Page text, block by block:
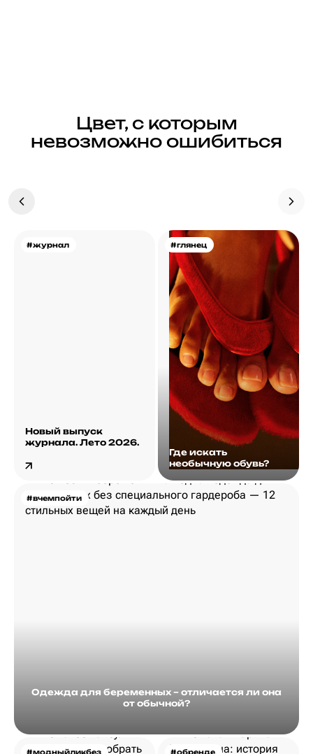
Цвет, с которым
невозможно ошибиться
#журнал
Новый выпуск
журнала. Лето 2026.
#глянец
Где искать
необычную обувь?
#вчемпойти
Одежда для беременных – отличается ли она
от обычной?
#модныйликбез #обренде